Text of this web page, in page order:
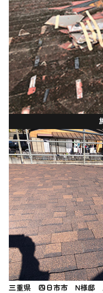
三重県 四日市市 N様邸